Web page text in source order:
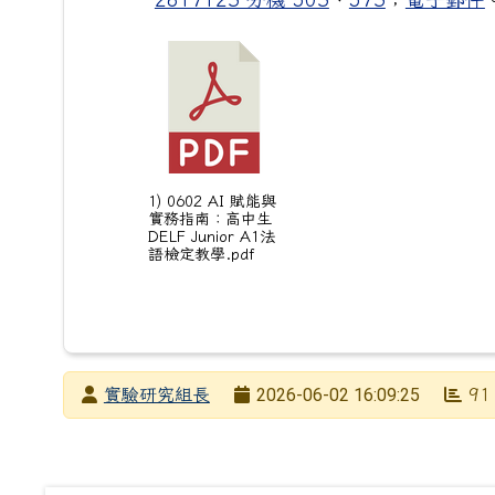
1) 0602 AI 賦能與
實務指南：高中生
DELF Junior A1法
語檢定教學.pdf
發布者實驗研究組長
2026-06-02 16:09:25 91